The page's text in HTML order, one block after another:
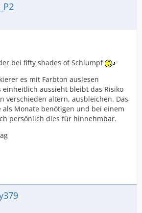
bei fifty shades of Schlumpf
es mit Farbton auslesen
einheitlich aussieht bleibt das Risiko
verschieden altern, ausbleichen. Das
als Monate benötigen und bei einem
persönlich dies für hinnehmbar.